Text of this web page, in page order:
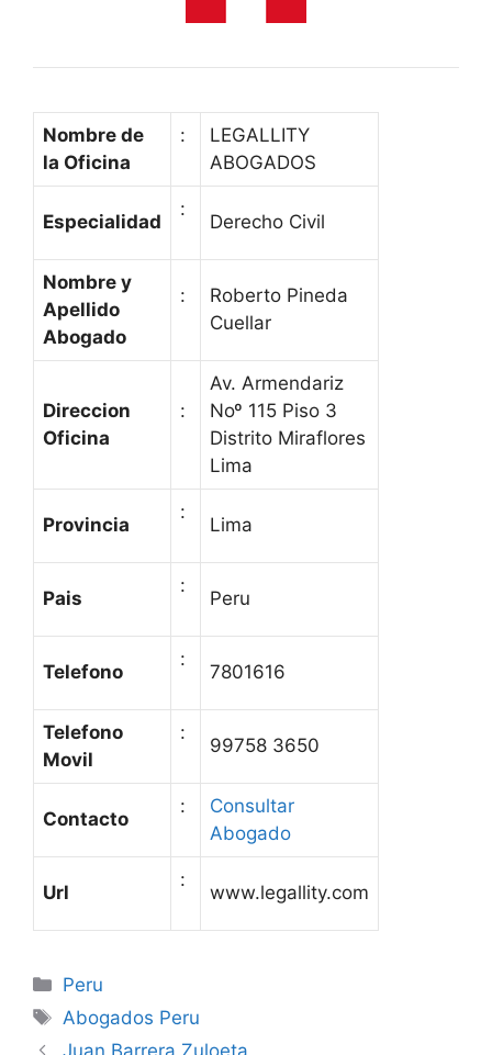
Nombre de
la Oficina
:
LEGALLITY
ABOGADOS
Especialidad
:
Derecho Civil
Nombre y
Apellido
Abogado
:
Roberto Pineda
Cuellar
Direccion
Oficina
:
Av. Armendariz
Noº 115 Piso 3
Distrito Miraflores
Lima
Provincia
:
Lima
Pais
:
Peru
Telefono
:
7801616
Telefono
Movil
:
99758 3650
Contacto
:
Consultar
Abogado
Url
:
www.legallity.com
Categories
Peru
Tags
Abogados Peru
Juan Barrera Zuloeta